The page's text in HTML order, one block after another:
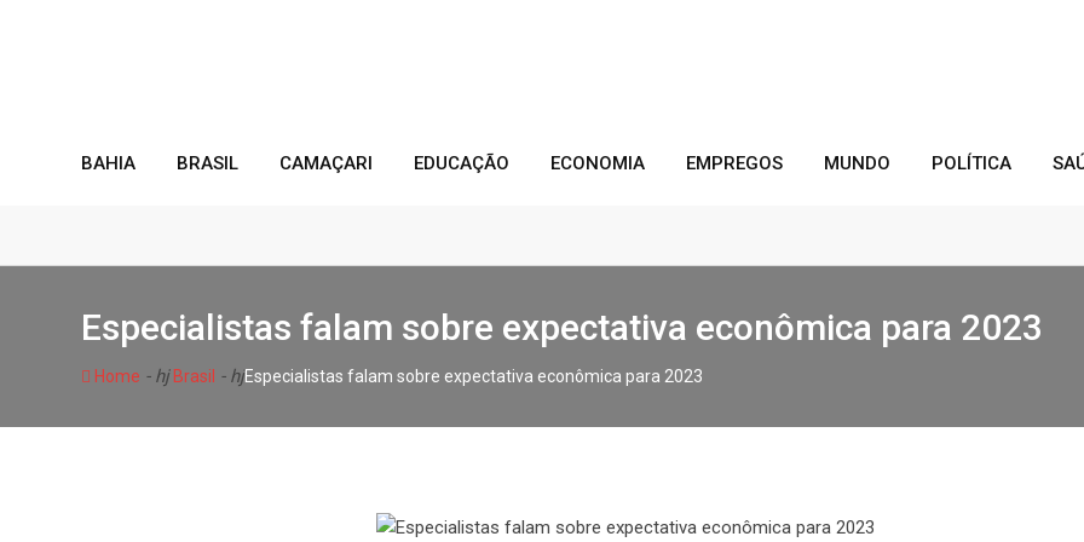
BAHIA BRASIL CAMAÇARI EDUCAÇÃO ECONOMIA EMPREGOS MUNDO POLÍTICA
Especialistas falam sobre expectativa econômica para 2023
Home - hjBrasil - hjEspecialistas falam sobre expectativa econômica para 2023